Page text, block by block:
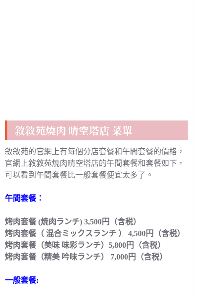
敘敘苑燒肉 晴空塔店 菜單
敘敘苑的官網上有每個分店套餐和午間套餐的價格，
官網上敘敘苑燒肉晴空塔店的午間套餐和套餐如下，
可以看到午間套餐比一般套餐便宜太多了。
午間套餐：
烤肉套餐 (焼肉ランチ) 3,500円（含税）
烤肉套餐（ 混合ミックスランチ ） 4,500円（含税）
烤肉套餐（美味 味彩ランチ）5,800円（含税）
烤肉套餐（精美 吟味ランチ） 7,000円（含税）
一般套餐: